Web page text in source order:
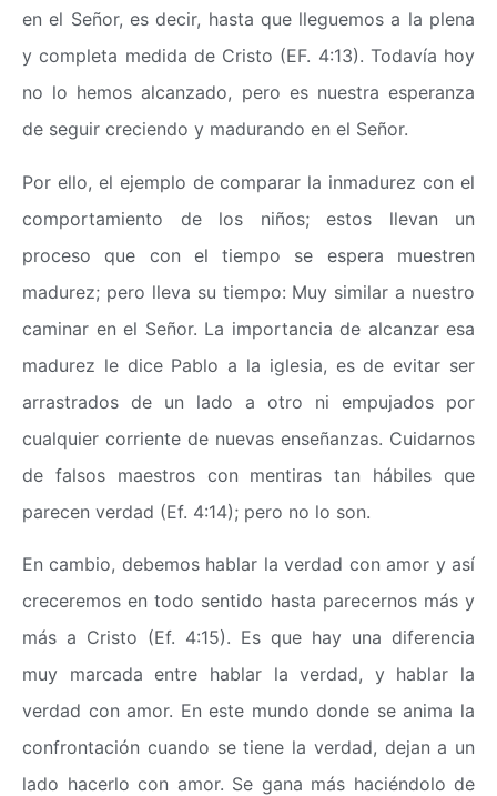
en el Señor, es decir, hasta que lleguemos a la plena
y completa medida de Cristo (EF. 4:13). Todavía hoy
no lo hemos alcanzado, pero es nuestra esperanza
de seguir creciendo y madurando en el Señor.
Por ello, el ejemplo de comparar la inmadurez con el
comportamiento de los niños; estos llevan un
proceso que con el tiempo se espera muestren
madurez; pero lleva su tiempo: Muy similar a nuestro
caminar en el Señor. La importancia de alcanzar esa
madurez le dice Pablo a la iglesia, es de evitar ser
arrastrados de un lado a otro ni empujados por
cualquier corriente de nuevas enseñanzas. Cuidarnos
de falsos maestros con mentiras tan hábiles que
parecen verdad (Ef. 4:14); pero no lo son.
En cambio, debemos hablar la verdad con amor y así
creceremos en todo sentido hasta parecernos más y
más a Cristo (Ef. 4:15). Es que hay una diferencia
muy marcada entre hablar la verdad, y hablar la
verdad con amor. En este mundo donde se anima la
confrontación cuando se tiene la verdad, dejan a un
lado hacerlo con amor. Se gana más haciéndolo de